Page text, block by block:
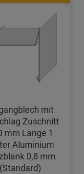
mit
Zuschnitt
mm Länge 1
Aluminium
0,8 mm
(Standard)